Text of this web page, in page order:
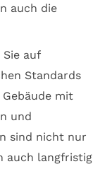
auch die
auf
Standards
mit
und
sind nicht nur
auch langfristig